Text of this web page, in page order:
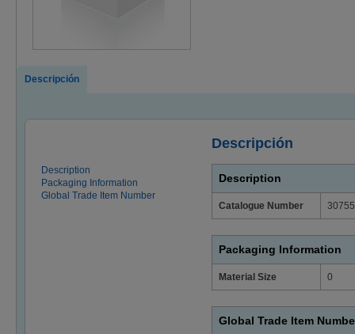
Descripción
Descripción
Description
Packaging Information
Global Trade Item Number
Description
Catalogue Number
Packaging Information
Material Size 0
Global Trade Item